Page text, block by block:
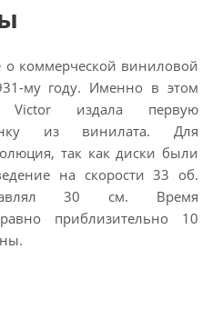
коммерческой виниловой
му году. Именно в этом
издала первую
из винилата. Для
так как диски были
на скорости 33 об.
30 см. Время
приблизительно 10